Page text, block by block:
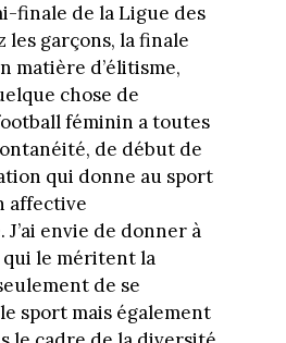
finale de la Ligue des
les garçons, la finale
matière d’élitisme,
chose de
féminin a toutes
de début de
qui donne au sport
affective
envie de donner à
le méritent la
de se
sport mais également